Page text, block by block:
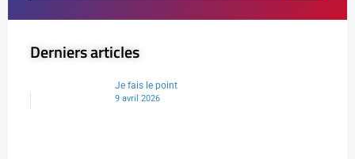
Derniers articles
Je fais le point
9 avril 2026